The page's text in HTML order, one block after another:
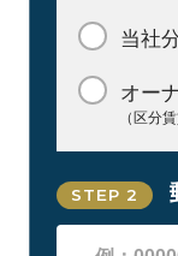
当社
オー
（区分
STEP 2